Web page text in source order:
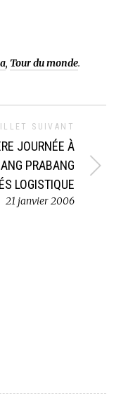
, Tour du monde.
SUIVANT
JOURNÉE À
PRABANG
LOGISTIQUE
21 janvier 2006